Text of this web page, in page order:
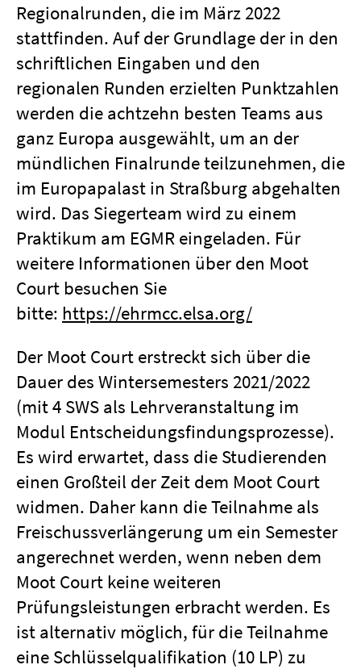
Regionalrunden, die im März 2022
stattfinden. Auf der Grundlage der in den
schriftlichen Eingaben und den
regionalen Runden erzielten Punktzahlen
werden die achtzehn besten Teams aus
ganz Europa ausgewählt, um an der
mündlichen Finalrunde teilzunehmen, die
im Europapalast in Straßburg abgehalten
wird. Das Siegerteam wird zu einem
Praktikum am EGMR eingeladen. Für
weitere Informationen über den Moot
Court besuchen Sie
bitte: https://ehrmcc.elsa.org/
Der Moot Court erstreckt sich über die
Dauer des Wintersemesters 2021/2022
(mit 4 SWS als Lehrveranstaltung im
Modul Entscheidungsfindungsprozesse).
Es wird erwartet, dass die Studierenden
einen Großteil der Zeit dem Moot Court
widmen. Daher kann die Teilnahme als
Freischussverlängerung um ein Semester
angerechnet werden, wenn neben dem
Moot Court keine weiteren
Prüfungsleistungen erbracht werden. Es
ist alternativ möglich, für die Teilnahme
eine Schlüsselqualifikation (10 LP) zu